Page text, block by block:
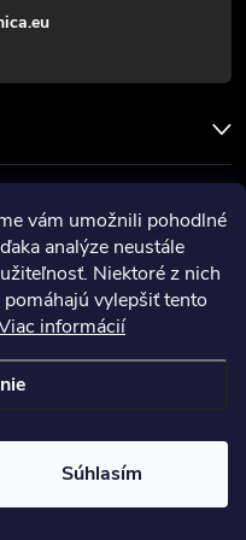
vám umožnili pohodlné
analýze neustále
Niektoré z nich
vylepšiť tento
informácií
Súhlasím